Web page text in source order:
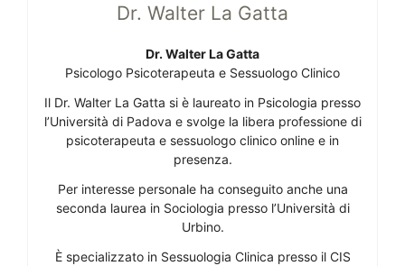
Dr. Walter La Gatta
Dr. Walter La Gatta
Psicologo Psicoterapeuta e Sessuologo Clinico
Il Dr. Walter La Gatta si è laureato in Psicologia presso
l’Università di Padova e svolge la libera professione di
psicoterapeuta e sessuologo clinico online e in
presenza.
Per interesse personale ha conseguito anche una
seconda laurea in Sociologia presso l’Università di
Urbino.
È specializzato in Sessuologia Clinica presso il CIS